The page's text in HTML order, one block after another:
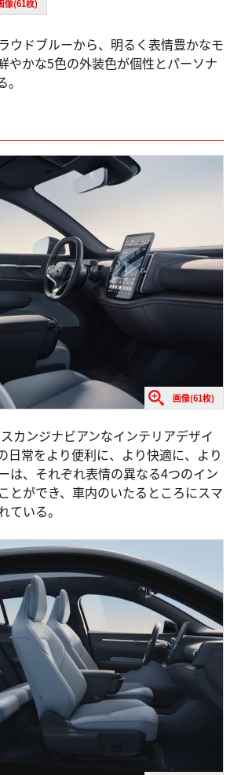
像(61枚)
ウドブルーから、明るく表情豊かなモ
やかな5色の外装色が個性とパーソナ
画像(61枚)
カンジナビアンなインテリアデザイ
日常をより便利に、より快適に、より
は、それぞれ表情の異なる4つのイン
とができ、車内のいたるところにスマ
ている。